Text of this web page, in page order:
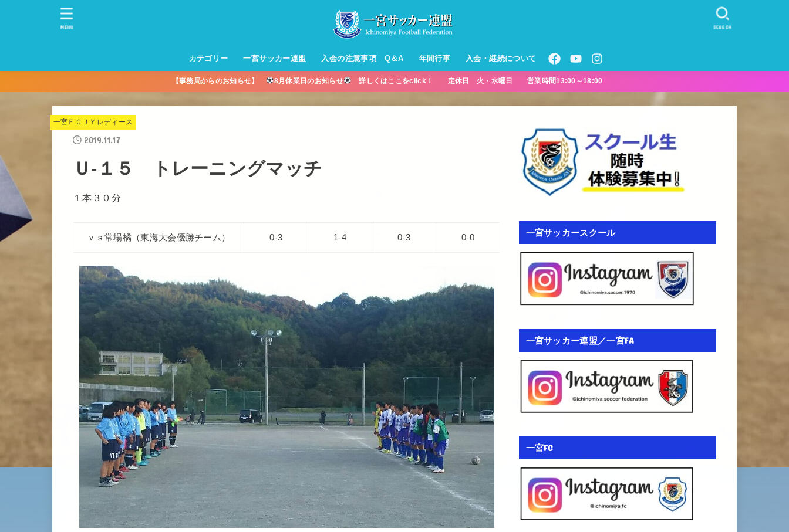
カテゴリー
一宮サッカースクール【小学生】
トレーニングセンター【小学生】
一宮FA
一宮FC
一宮ＦＣレディース
一宮サッカースクール【中学生】
中学生練習
一宮ＦＣＪＹ【中学生男子】
一宮ＦＣＪYレディース【中学生
女子】
幼児トレセン【年長・年中・年
少】
パパさんママさん
親子の部
社会人の部
コルボス 【シニア】
フットサル
コルボスリーグ
グレイセス
一宮サッカー連盟 入会の注意事項 Q＆A 年間行事 入会・継続について
SEARCH
MENU
【事務局からのお知らせ】 8月休業日のお知らせ 詳しくはここをclick！ 定休日 火・水曜日 営業時間13:00～18:00
一宮ＦＣＪＹレディース
2019.11.17
Ｕ-１５ トレーニングマッチ
１本３０分
ｖｓ常場橘（東海大会優勝チーム） 0-3 1-4 0-3 0-0 一宮サッカースクール
一宮サッカー連盟／一宮FA
一宮FC